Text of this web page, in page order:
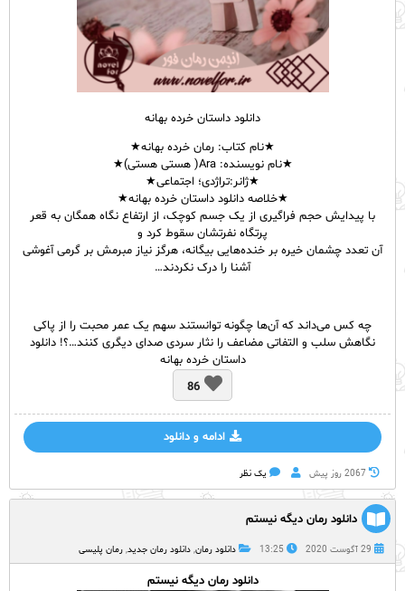
دانلود داستان خرده بهانه
★نام کتاب: رمان خرده بهانه★
★نام نویسنده: Ara( هستی هستی)★
★ژانر:تراژدی؛ اجتماعی★
★خلاصه دانلود داستان خرده بهانه★
با پیدایش حجم فراگیری از یک جسم کوچک، از ارتفاع نگاه همگان به قعر
پرتگاه نفرتشان سقوط کرد و
آن تعدد چشمان خیره بر خنده‌‌هایی بیگانه، هرگز نیاز مبرمش بر گرمی آغوشی
آشنا را درک نکردند…
چه کس می‌‌داند که آن‌‌ها چگونه توانستند سهم یک عمر محبت را از پاکی
نگاهش سلب و التفاتی مضاعف را نثار سردی صدای دیگری کنند…؟! دانلود
داستان خرده بهانه
86
ادامه و دانلود
2067 روز پيش یک نظر
دانلود رمان دیگه نیستم
29 آگوست 2020 13:25 دانلود رمان, دانلود رمان جدید, رمان پلیسی
دانلود رمان دیگه نیستم